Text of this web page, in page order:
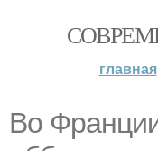
главная
Во